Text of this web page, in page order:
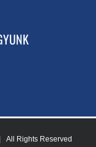
All Rights Reserved